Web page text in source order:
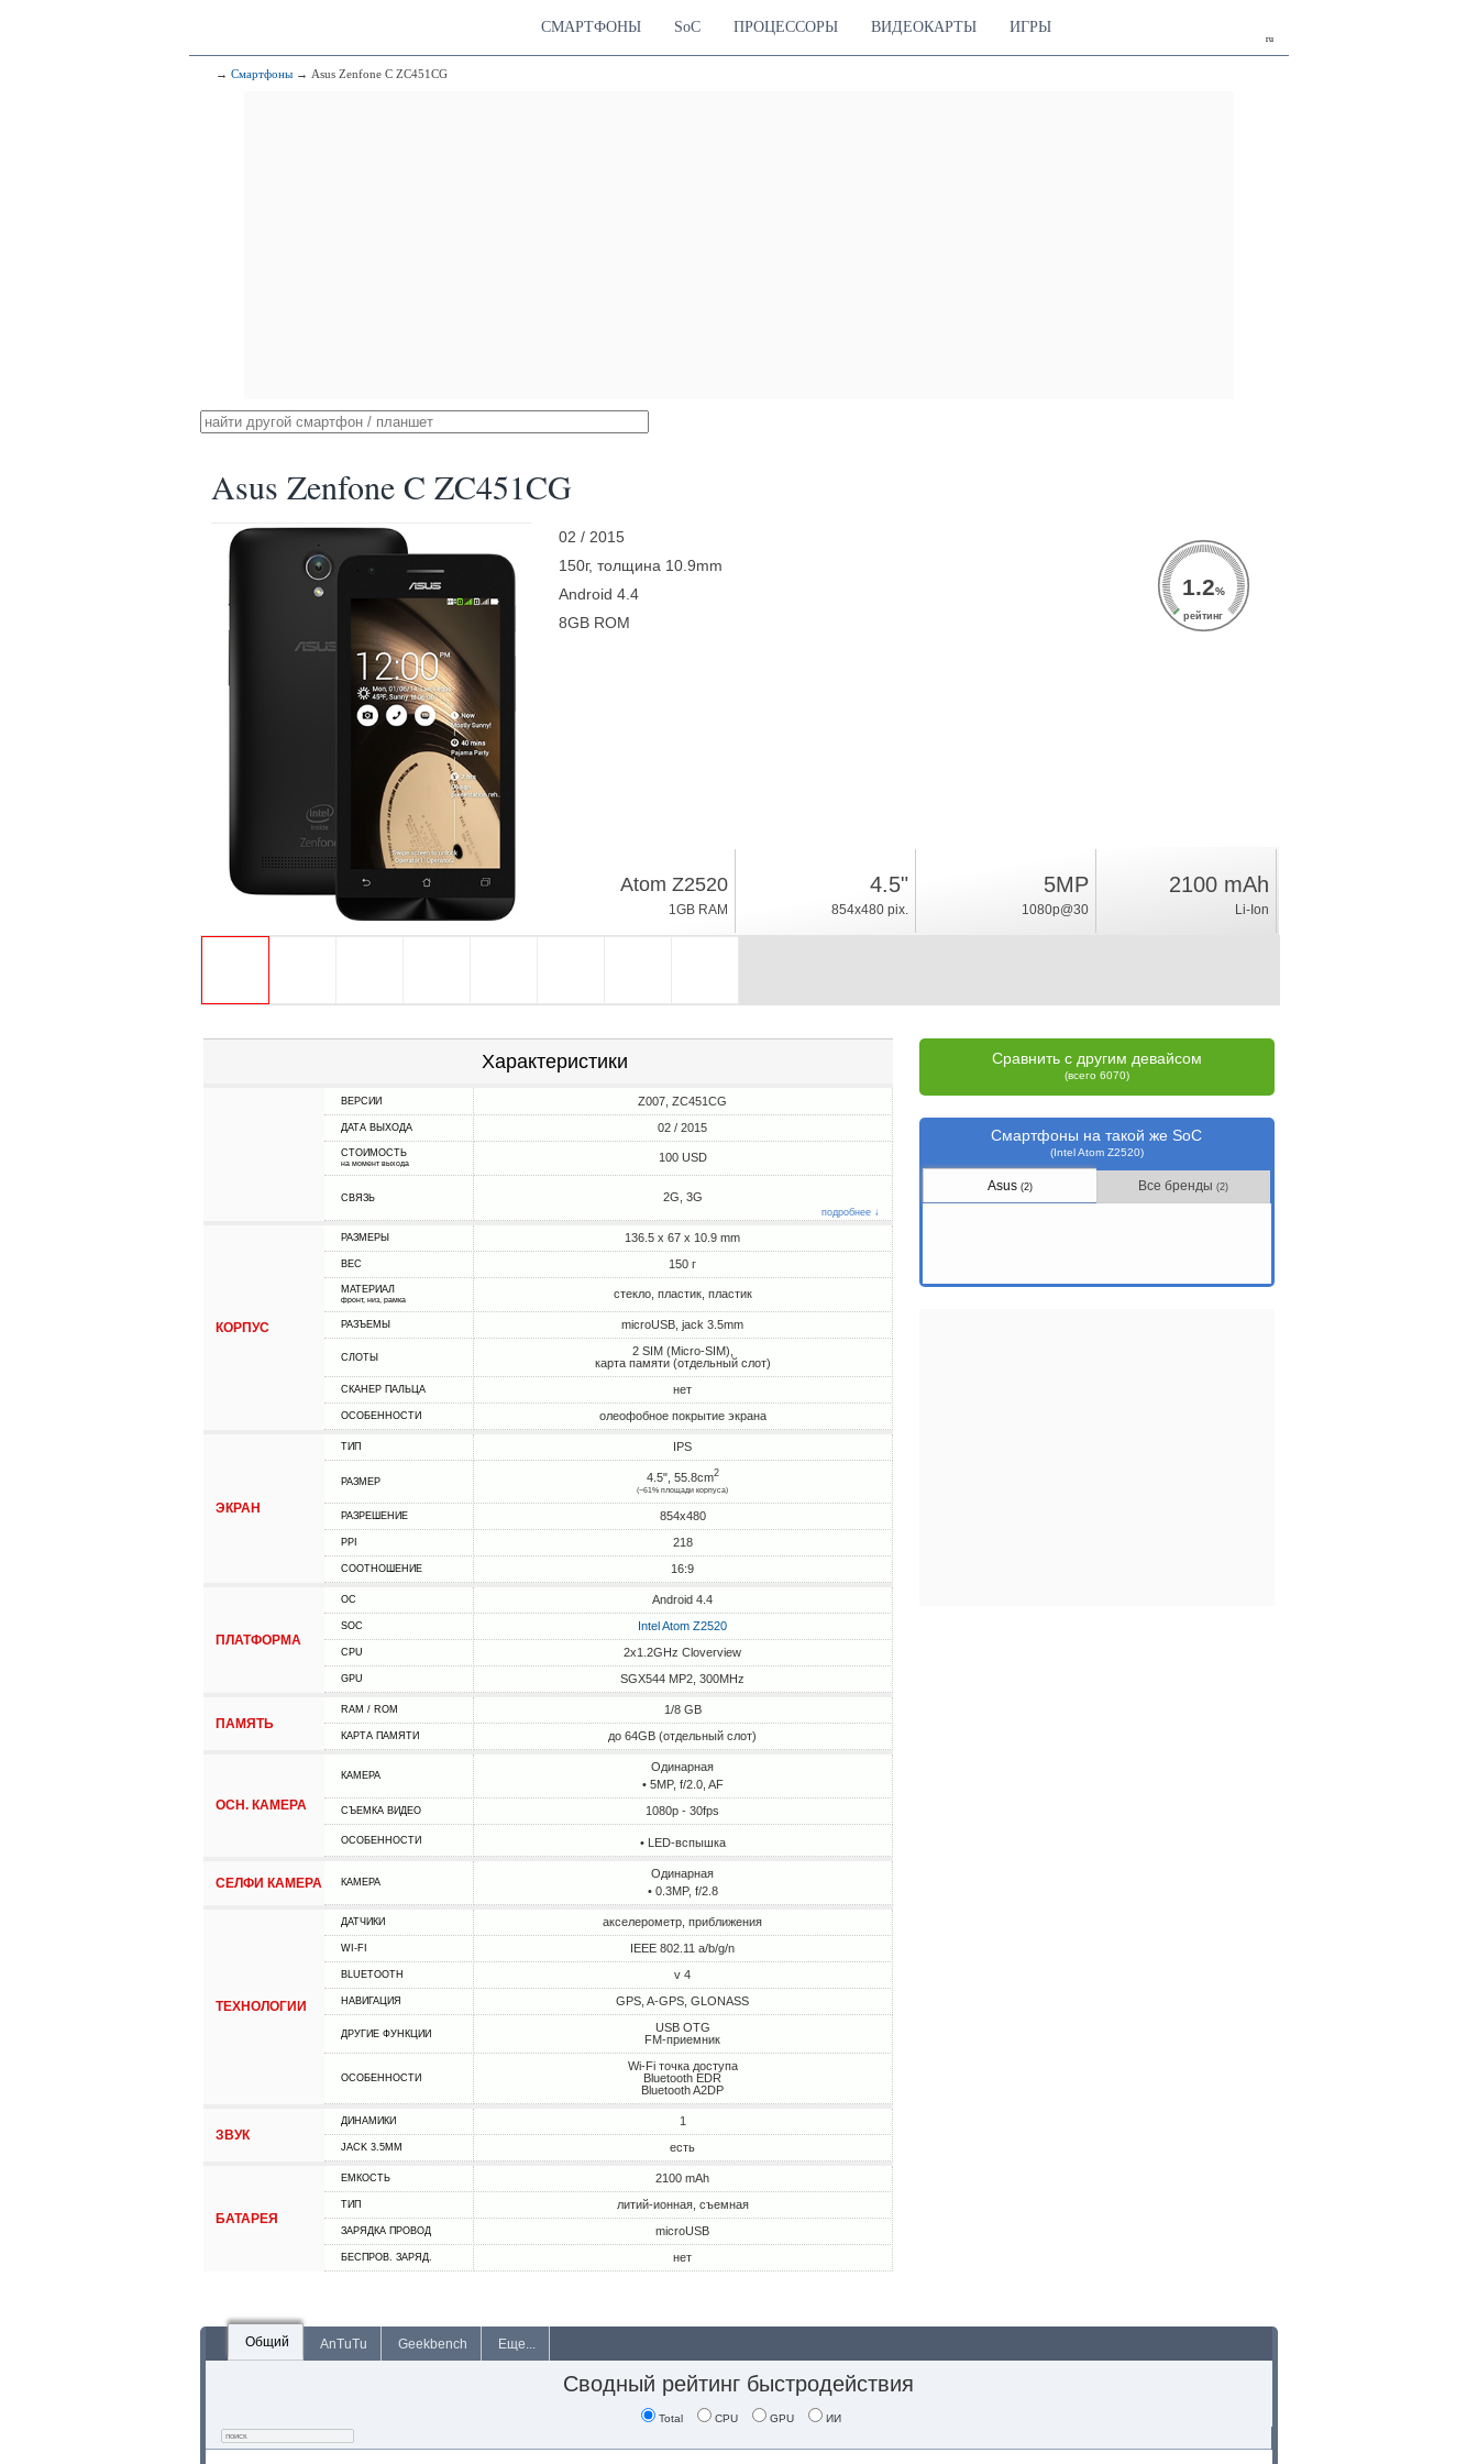
ru
СМАРТФОНЫ SoC ПРОЦЕССОРЫ ВИДЕОКАРТЫ ИГРЫ
→ Смартфоны → Asus Zenfone C ZC451CG
Asus Zenfone C ZC451CG
02 / 2015
150г, толщина 10.9mm
Android 4.4
8GB ROM
1.2%
рейтинг
Atom Z2520
1GB RAM
4.5"
854x480 pix.
5MP
1080p@30
2100 mAh
Li-Ion
Характеристики
ВЕРСИИ Z007, ZC451CG
ДАТА ВЫХОДА 02 / 2015
СТОИМОСТЬ
на момент выхода 100 USD
СВЯЗЬ 2G, 3G
подробнее ↓
КОРПУС
РАЗМЕРЫ 136.5 x 67 x 10.9 mm
ВЕС 150 г
МАТЕРИАЛ
фронт, низ, рамка стекло, пластик, пластик
РАЗЪЕМЫ microUSB, jack 3.5mm
СЛОТЫ
2 SIM (Micro-SIM),
карта памяти (отдельный слот)
СКАНЕР ПАЛЬЦА нет
ОСОБЕННОСТИ олеофобное покрытие экрана
ЭКРАН
ТИП IPS
РАЗМЕР 4.5", 55.8cm2
(~61% площади корпуса)
РАЗРЕШЕНИЕ 854x480
PPI 218
СООТНОШЕНИЕ 16:9
ПЛАТФОРМА
ОС Android 4.4
SOC Intel Atom Z2520
CPU 2x1.2GHz Cloverview
GPU SGX544 MP2, 300MHz
ПАМЯТЬ
RAM / ROM 1/8 GB
КАРТА ПАМЯТИ до 64GB (отдельный слот)
ОСН. КАМЕРА
КАМЕРА
Одинарная
• 5MP, f/2.0, AF
СЪЕМКА ВИДЕО 1080p - 30fps
ОСОБЕННОСТИ • LED-вспышка
СЕЛФИ КАМЕРА КАМЕРА
Одинарная
• 0.3MP, f/2.8
ТЕХНОЛОГИИ
ДАТЧИКИ акселерометр, приближения
WI-FI IEEE 802.11 a/b/g/n
BLUETOOTH v 4
НАВИГАЦИЯ GPS, A-GPS, GLONASS
ДРУГИЕ ФУНКЦИИ
USB OTG
FM-приемник
ОСОБЕННОСТИ
Wi-Fi точка доступа
Bluetooth EDR
Bluetooth A2DP
ЗВУК
ДИНАМИКИ 1
JACK 3.5MM есть
БАТАРЕЯ
ЕМКОСТЬ 2100 mAh
ТИП литий-ионная, съемная
ЗАРЯДКА ПРОВОД microUSB
БЕСПРОВ. ЗАРЯД. нет
Сравнить с другим девайсом
(всего 6070)
Смартфоны на такой же SoC
(Intel Atom Z2520)
Asus (2) Все бренды(2)
Общий AnTuTu Geekbench Еще...
Сводный рейтинг быстродействия
Total CPU GPU ИИ